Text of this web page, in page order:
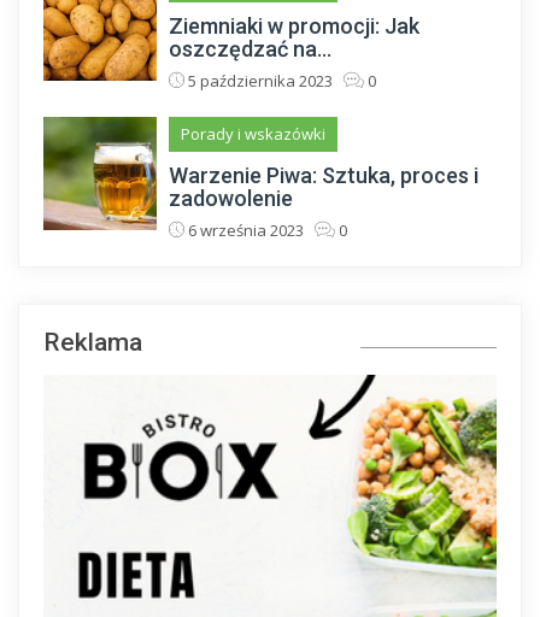
Ziemniaki w promocji: Jak
oszczędzać na...
5 października 2023 0
Porady i wskazówki
Warzenie Piwa: Sztuka, proces i
zadowolenie
6 września 2023 0
Reklama